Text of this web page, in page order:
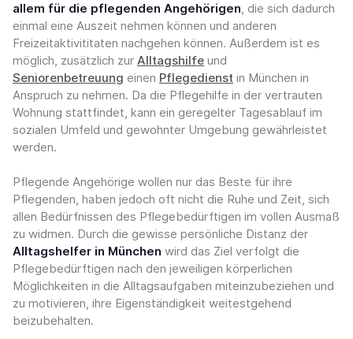
allem für die pflegenden Angehörigen, die sich dadurch
einmal eine Auszeit nehmen können und anderen
Freizeitaktivititaten nachgehen können. Außerdem ist es
möglich, zusätzlich zur Alltagshilfe und
Seniorenbetreuung einen Pflegedienst in München in
Anspruch zu nehmen. Da die Pflegehilfe in der vertrauten
Wohnung stattfindet, kann ein geregelter Tagesablauf im
sozialen Umfeld und gewohnter Umgebung gewährleistet
werden.
Pflegende Angehörige wollen nur das Beste für ihre
Pflegenden, haben jedoch oft nicht die Ruhe und Zeit, sich
allen Bedürfnissen des Pflegebedürftigen im vollen Ausmaß
zu widmen. Durch die gewisse persönliche Distanz der
Alltagshelfer in München wird das Ziel verfolgt die
Pflegebedürftigen nach den jeweiligen körperlichen
Möglichkeiten in die Alltagsaufgaben miteinzubeziehen und
zu motivieren, ihre Eigenständigkeit weitestgehend
beizubehalten.